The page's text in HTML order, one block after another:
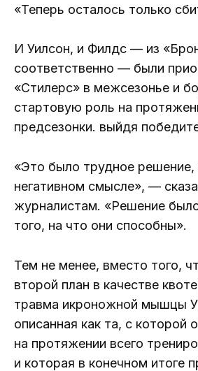
«Теперь осталось только
И Уилсон, и Филдс — из
соответственно — были
«Стилерс» в межсезонье и
стартовую роль на
предсезонки. выйдя
«Это было трудное решение,
негативном смысле», —
журналистам. «Решение
того, на что они способны».
Тем не менее, вместо того,
второй план в качестве
травма икроножной мышцы
описанная как та, с которой
на протяжении всего
и которая в конечном итоге